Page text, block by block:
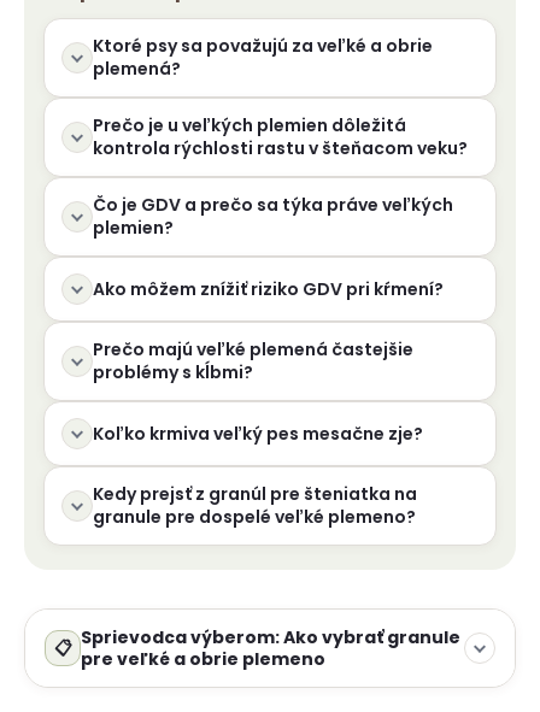
c
i
p
r
v
k
y
ý
p
i
s
Ktoré psy sa považujú za veľké a obrie
plemená?
Prečo je u veľkých plemien dôležitá
kontrola rýchlosti rastu v šteňacom veku?
Čo je GDV a prečo sa týka práve veľkých
plemien?
Ako môžem znížiť riziko GDV pri kŕmení?
Prečo majú veľké plemená častejšie
problémy s kĺbmi?
Koľko krmiva veľký pes mesačne zje?
Kedy prejsť z granúl pre šteniatka na
granule pre dospelé veľké plemeno?
Sprievodca výberom: Ako vybrať granule
pre veľké a obrie plemeno